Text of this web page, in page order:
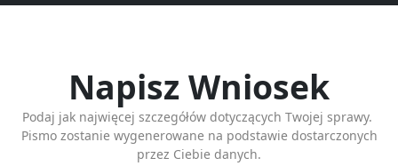
Napisz Wniosek
Podaj jak najwięcej szczegółów dotyczących Twojej sprawy.
Pismo zostanie wygenerowane na podstawie dostarczonych
przez Ciebie danych.